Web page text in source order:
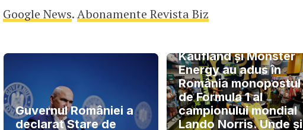
Google News.Abonamente Revista Biz
Guvernul României a
declarat Stare de
Kaufland și Monster
Energy au adus în
România monopostul
de Formula 1 al
campionului mondial
Lando Norris. Unde și